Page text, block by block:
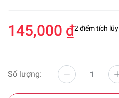
145,000 ₫2 điểm tích lũy
Số lượng: